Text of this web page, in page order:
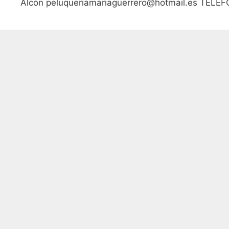
Alcón peluqueriamariaguerrero@hotmail.es